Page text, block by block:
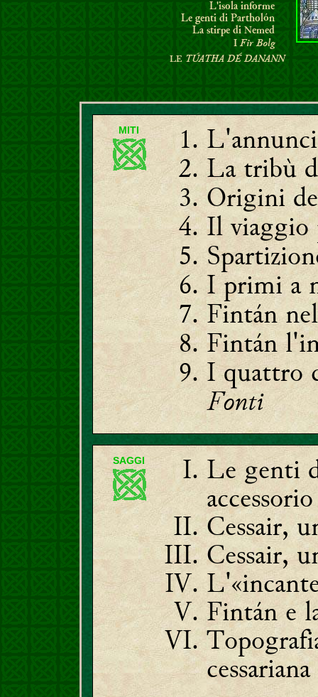
L'isola informe
Le genti di Partholón
La stirpe di Nemed
IFir Bolg
LE TÚATHA DÉ DANANN
MITI
La tribù
Origini
Il viaggio
I primi a
Fintán
Fintán
I quattro
Fonti
SAGGI
Le genti
Cessair,
Cessair,
Fintán e
cessariana